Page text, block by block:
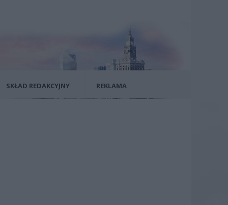
SKŁAD REDAKCYJNY REKLAMA